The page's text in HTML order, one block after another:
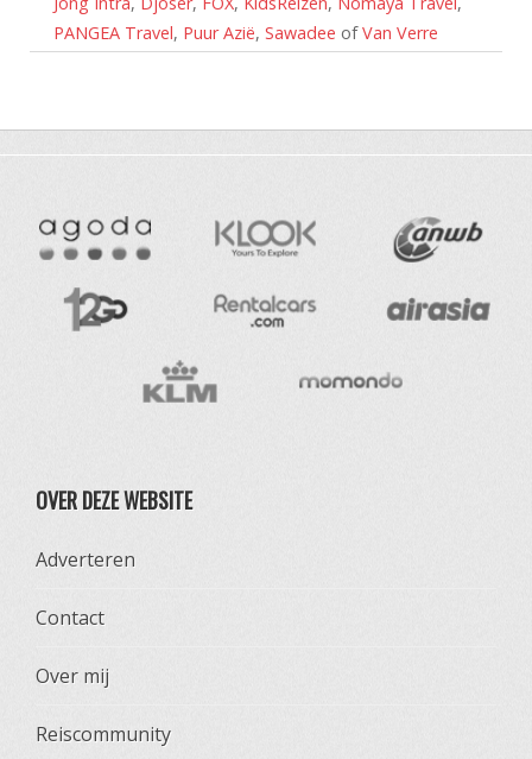
PANGEA Travel, Puur Azië, Sawadee ofVan Verre
OVER DEZE WEBSITE
Adverteren
Contact
Over mij
Reiscommunity